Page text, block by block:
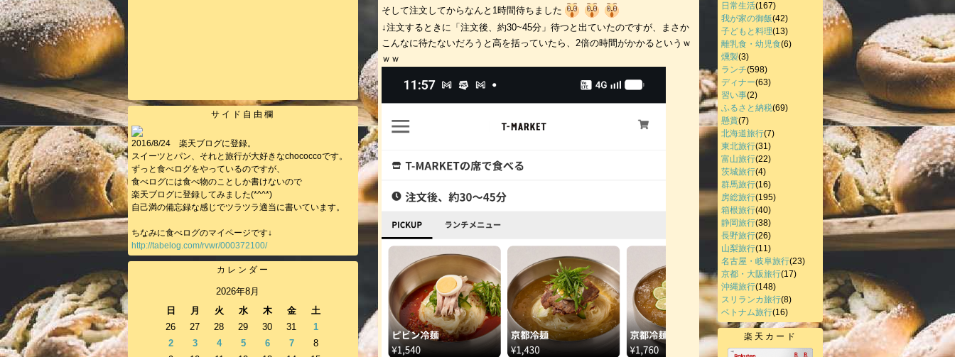
サイド自由欄
2016/8/24 楽天ブログに登録。
スイーツとパン、それと旅行が大好きなchococcoです。
ずっと食べログをやっているのですが、
食べログには食べ物のことしか書けないので
楽天ブログに登録してみました(*^^*)
自己満の備忘録な感じでツラツラ適当に書いています。
ちなみに食べログのマイページです↓
http://tabelog.com/rvwr/000372100/
カレンダー
2026年8月
日
月 火 水 木 金
土
26
27 28 29 30 31
1
2
3 4 5 6 7
8
そして注文してからなんと1時間待ちました
↓注文するときに「注文後、約30~45分」待つと出ていたのですが、まさか
こんなに待たないだろうと高を括っていたら、2倍の時間がかかるというｗ
ｗｗ
日常生活(167)
我が家の御飯(42)
子どもと料理(13)
離乳食・幼児食(6)
燻製(3)
ランチ(598)
ディナー(63)
習い事(2)
ふるさと納税(69)
懸賞(7)
北海道旅行(7)
東北旅行(31)
富山旅行(22)
茨城旅行(4)
群馬旅行(16)
房総旅行(195)
箱根旅行(40)
静岡旅行(38)
長野旅行(26)
山梨旅行(11)
名古屋・岐阜旅行(23)
京都・大阪旅行(17)
沖縄旅行(148)
スリランカ旅行(8)
ベトナム旅行(16)
楽天カード